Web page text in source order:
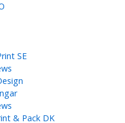
SE
& Pack DK